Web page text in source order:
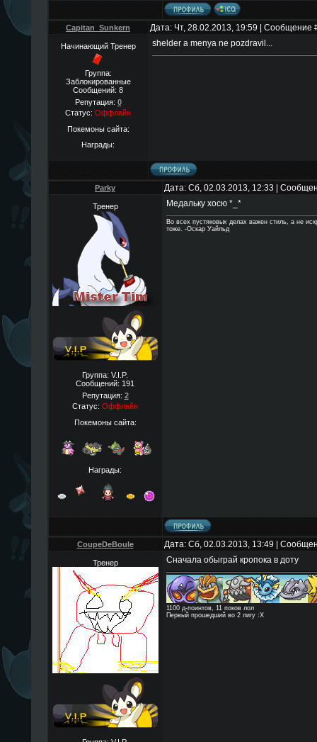
Capitan_Sunkern Дата: Чт, 28.02.2013, 19:59 | Сообщение
Начинающий Тренер
Группа:
Заблокированные
Сообщений: 8
Репутация: 0
Статус: Оффлайн
Покемоны сайта:
Награды:
shelder a menya ne pozdravil...
Parky Дата: Сб, 02.03.2013, 12:33 |
Тренер
Группа: V.I.P.
Сообщений: 191
Репутация: 2
Статус: Оффлайн
Покемоны сайта:
Награды:
Медальку хосю *_*
Во всех пустяковых делах важен стиль, а не
тоже. -Оскар Уайльд
CoupeDeBoule Дата: Сб, 02.03.2013, 13:49 |
Тренер Сначала обыграй кропока в доту
1100 д-поинтов, 11 поков лол
Первый прошедший во 2 лигу :Х